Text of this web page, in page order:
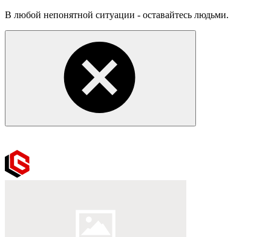
В любой непонятной ситуации - оставайтесь людьми.